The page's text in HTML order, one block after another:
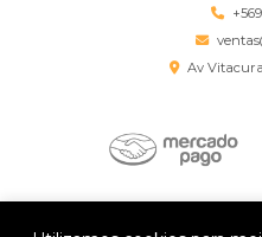
Av
Deal Chile Grandes